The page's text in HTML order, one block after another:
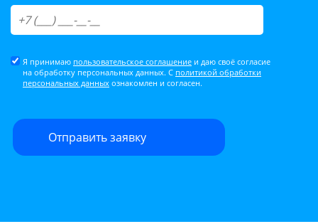
Я принимаю пользовательское соглашение и даю своё согласие
на обработку персональных данных. С политикой обработки
персональных данных ознакомлен и согласен.